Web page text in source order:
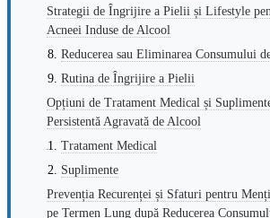
Strategii de Îngrijire a Pielii și Lifestyle
Acneei Induse de Alcool
Reducerea sau Eliminarea Consumului
Rutina de Îngrijire a Pielii
Opțiuni de Tratament Medical și
Persistentă Agravată de Alcool
Tratament Medical
Suplimente
Prevenția Recurenței și Sfaturi pentru
pe Termen Lung după Reducerea